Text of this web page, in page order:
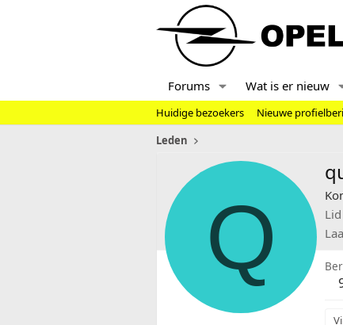
Forums Wat is er nieuw
Huidige bezoekers Nieuwe
Leden
Q